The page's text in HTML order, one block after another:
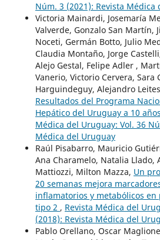
Núm. 3 (2021): Revista Médica
Victoria Mainardi, Josemaría
Valverde, Gonzalo San Martín,
Noceti, Germán Botto, Julio
Claudia Montaño, Jorge
Alejo Gestal, Felipe Adler ,
Vanerio, Victorio Cervera, Sara
Harguindeguy, Alejandro
Resultados del Programa
Hepático del Uruguay a 10
Médica del Uruguay: Vol. 36
Médica del Uruguay
Raúl Pisabarro, Mauricio
Ana Charamelo, Natalia Llado,
Mattiozzi, Milton Mazza, Un
20 semanas mejora
inflamatorios y metabólicos en
tipo 2 , Revista Médica del
(2018): Revista Médica del
Pablo Orellano, Oscar